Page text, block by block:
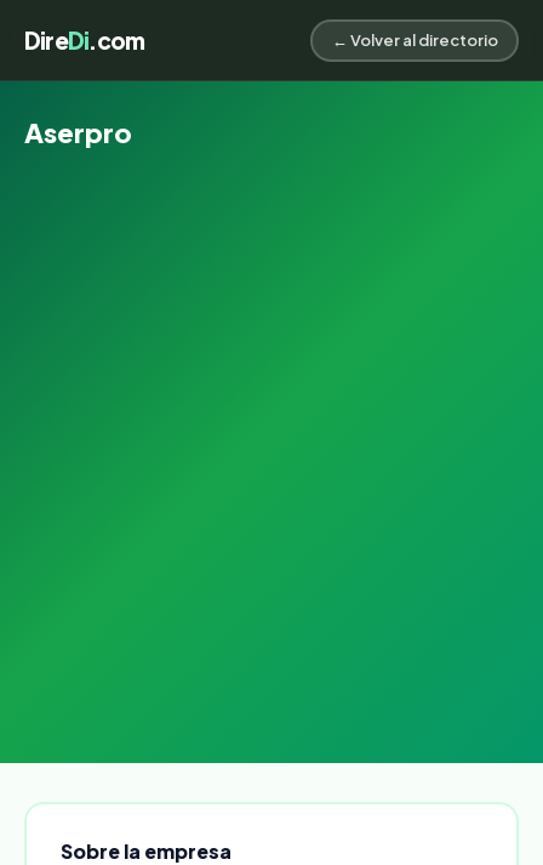
DireDi.com ← Volver al directorio
Aserpro
Sobre la empresa